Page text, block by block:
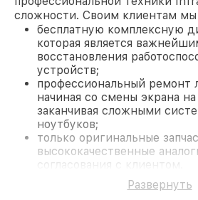
сложности. Своим клиентам мы
бесплатную комплексную
которая является
восстановления
устройств;
профессиональный ремонт
начиная со смены экрана
заканчивая сложными
ноутбуков;
только оригинальные
высококачественные
согласования с клиентом.
На все работы и замененные
предоставляется длительная
Развернуть